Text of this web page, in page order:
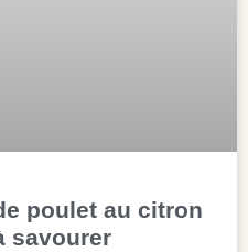
poulet au citron
savourer